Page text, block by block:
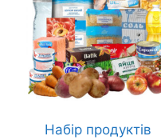
Набір продуктів